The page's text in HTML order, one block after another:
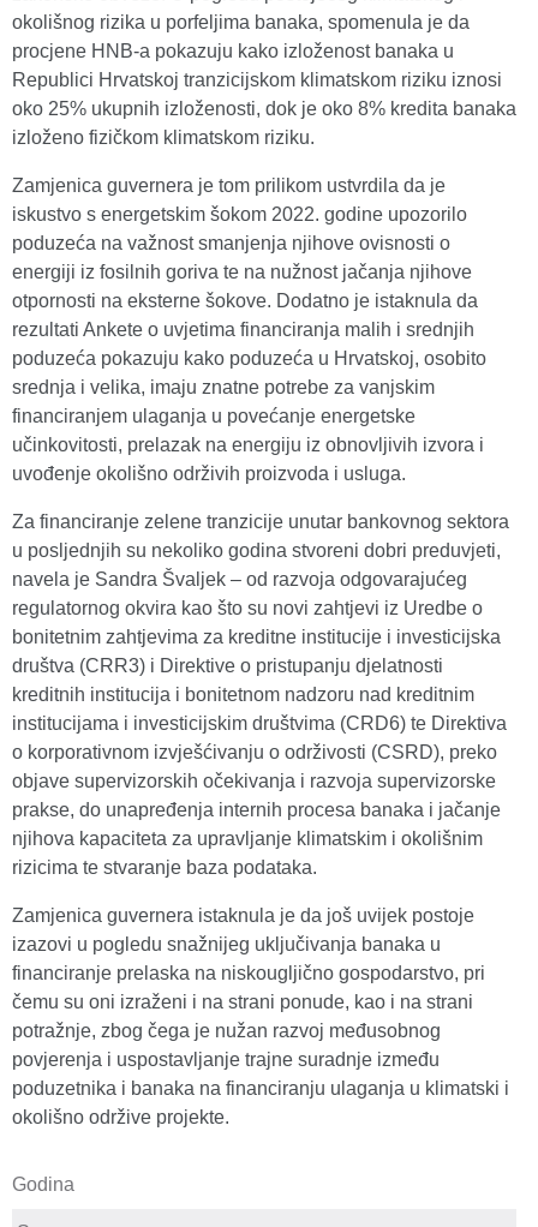
okolišnog rizika u porfeljima banaka, spomenula je da
procjene HNB-a pokazuju kako izloženost banaka u
Republici Hrvatskoj tranzicijskom klimatskom riziku iznosi
oko 25% ukupnih izloženosti, dok je oko 8% kredita banaka
izloženo fizičkom klimatskom riziku.
Zamjenica guvernera je tom prilikom ustvrdila da je
iskustvo s energetskim šokom 2022. godine upozorilo
poduzeća na važnost smanjenja njihove ovisnosti o
energiji iz fosilnih goriva te na nužnost jačanja njihove
otpornosti na eksterne šokove. Dodatno je istaknula da
rezultati Ankete o uvjetima financiranja malih i srednjih
poduzeća pokazuju kako poduzeća u Hrvatskoj, osobito
srednja i velika, imaju znatne potrebe za vanjskim
financiranjem ulaganja u povećanje energetske
učinkovitosti, prelazak na energiju iz obnovljivih izvora i
uvođenje okolišno održivih proizvoda i usluga.
Za financiranje zelene tranzicije unutar bankovnog sektora
u posljednjih su nekoliko godina stvoreni dobri preduvjeti,
navela je Sandra Švaljek – od razvoja odgovarajućeg
regulatornog okvira kao što su novi zahtjevi iz Uredbe o
bonitetnim zahtjevima za kreditne institucije i investicijska
društva (CRR3) i Direktive o pristupanju djelatnosti
kreditnih institucija i bonitetnom nadzoru nad kreditnim
institucijama i investicijskim društvima (CRD6) te Direktiva
o korporativnom izvješćivanju o održivosti (CSRD), preko
objave supervizorskih očekivanja i razvoja supervizorske
prakse, do unapređenja internih procesa banaka i jačanje
njihova kapaciteta za upravljanje klimatskim i okolišnim
rizicima te stvaranje baza podataka.
Zamjenica guvernera istaknula je da još uvijek postoje
izazovi u pogledu snažnijeg uključivanja banaka u
financiranje prelaska na niskougljično gospodarstvo, pri
čemu su oni izraženi i na strani ponude, kao i na strani
potražnje, zbog čega je nužan razvoj međusobnog
povjerenja i uspostavljanje trajne suradnje između
poduzetnika i banaka na financiranju ulaganja u klimatski i
okolišno održive projekte.
Godina